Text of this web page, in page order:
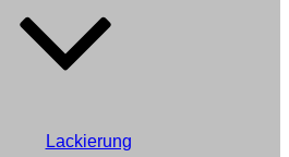
Lackierung